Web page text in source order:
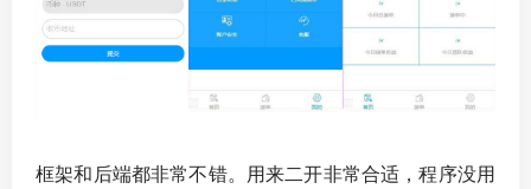
框架和后端都非常不错。用来二开非常合适，程序没用